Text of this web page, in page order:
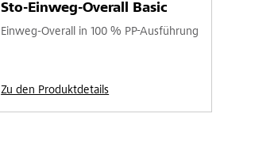
Sto-Einweg-Overall Basic
Einweg-Overall in 100 % PP-Ausführung
Zu den Produktdetails